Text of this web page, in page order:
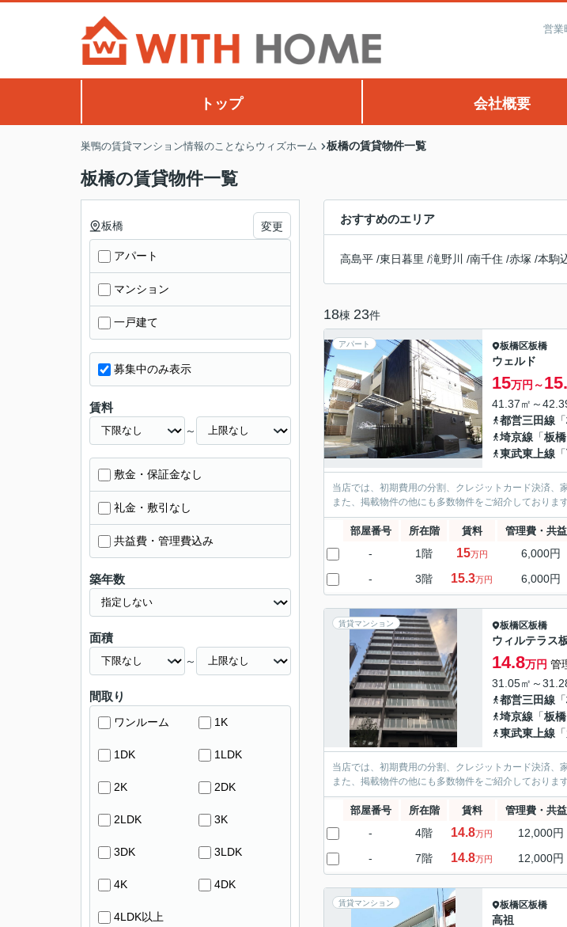
営業
トップ 会社概要
巣鴨の賃貸マンション情報のことならウィズホーム 板橋の賃貸物件一覧
板橋の賃貸物件一覧
おすすめのエリア
高島平 /東日暮里 /滝野川 /南千住 /赤塚 /本駒
18棟 23件
アパート 板橋区板橋
ウェルド
15万円～
41.37㎡～
都営三田線 「
埼京線 「板橋
東武東上線 「
当店では、初期費用の分割、クレジットカード決済、
また、掲載物件の他にも多数物件をご紹介しておりま
部屋番号 所在階 賃料 管理費・共
- 1階 15万円 6,000円
- 3階 15.3万円 6,000円
賃貸マンション 板橋区板橋
ウィルテラス
14.8万円 管
31.05㎡～
都営三田線 「
埼京線 「板橋
東武東上線 「
当店では、初期費用の分割、クレジットカード決済、
また、掲載物件の他にも多数物件をご紹介しておりま
部屋番号 所在階 賃料 管理費・共
- 4階 14.8万円 12,000円
- 7階 14.8万円 12,000円
賃貸マンション 板橋区板橋
高祖
板橋 変更
アパート
マンション
一戸建て
募集中のみ表示
賃料
～
敷金・保証金なし
礼金・敷引なし
共益費・管理費込み
築年数
面積
～
間取り
ワンルーム 1K
1DK 1LDK
2K 2DK
2LDK 3K
3DK 3LDK
4K 4DK
4LDK以上